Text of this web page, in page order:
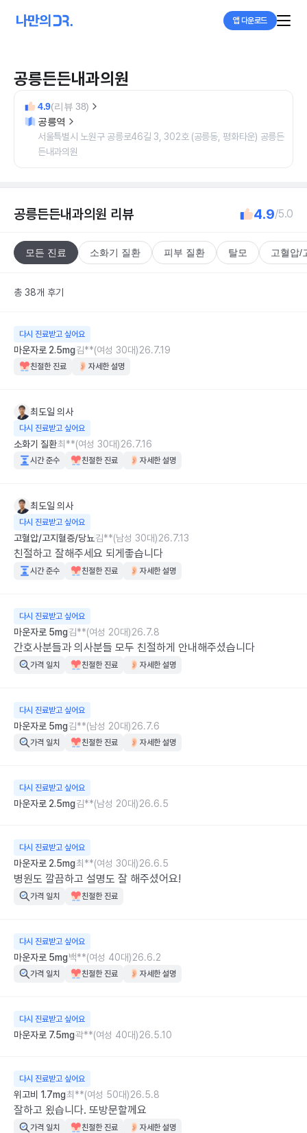
앱 다운로드
공릉든든내과의원
4.9(리뷰 38)
공릉역
서울특별시 노원구 공릉로46길 3, 302호 (공릉동, 평화타운) 공릉든
든내과의원
공릉든든내과의원 리뷰 4.9/5.0
모든 진료 소화기 질환 피부 질환 탈모 고혈압/
총 38개 후기
다시 진료받고 싶어요
마운자로 2.5mg김**(여성 30대)26.7.19
친절한 진료 자세한 설명
최도일 의사
다시 진료받고 싶어요
소화기 질환최**(여성 30대)26.7.16
시간 준수 친절한 진료 자세한 설명
최도일 의사
다시 진료받고 싶어요
고혈압/고지혈증/당뇨김**(남성 30대)26.7.13
친절하고 잘해주세요 되게좋습니다
시간 준수 친절한 진료 자세한 설명
다시 진료받고 싶어요
마운자로 5mg김**(여성 20대)26.7.8
간호사분들과 의사분들 모두 친절하게 안내해주셨습니다
가격 일치 친절한 진료 자세한 설명
다시 진료받고 싶어요
마운자로 5mg김**(남성 20대)26.7.6
가격 일치 친절한 진료 자세한 설명
다시 진료받고 싶어요
마운자로 2.5mg김**(남성 20대)26.6.5
다시 진료받고 싶어요
마운자로 2.5mg최**(여성 30대)26.6.5
병원도 깔끔하고 설명도 잘 해주셨어요!
가격 일치 친절한 진료
다시 진료받고 싶어요
마운자로 5mg백**(여성 40대)26.6.2
가격 일치 친절한 진료 자세한 설명
다시 진료받고 싶어요
마운자로 7.5mg곽**(여성 40대)26.5.10
다시 진료받고 싶어요
위고비 1.7mg최**(여성 50대)26.5.8
잘하고 욌습니다. 또방문할께요
가격 일치 친절한 진료 자세한 설명